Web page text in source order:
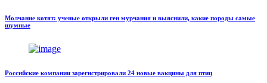
Молчание котят: ученые открыли ген мурчания и выяснили, какие породы самые
шумные
Российские компании зарегистрировали 24 новые вакцины для птиц